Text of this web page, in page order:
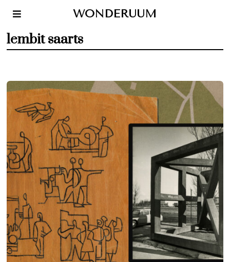
WONDERUUM
lembit saarts